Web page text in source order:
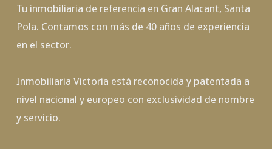
Tu inmobiliaria de referencia en Gran Alacant, Santa
Pola. Contamos con más de 40 años de experiencia
en el sector.
Inmobiliaria Victoria está reconocida y patentada a
nivel nacional y europeo con exclusividad de nombre
y servicio.